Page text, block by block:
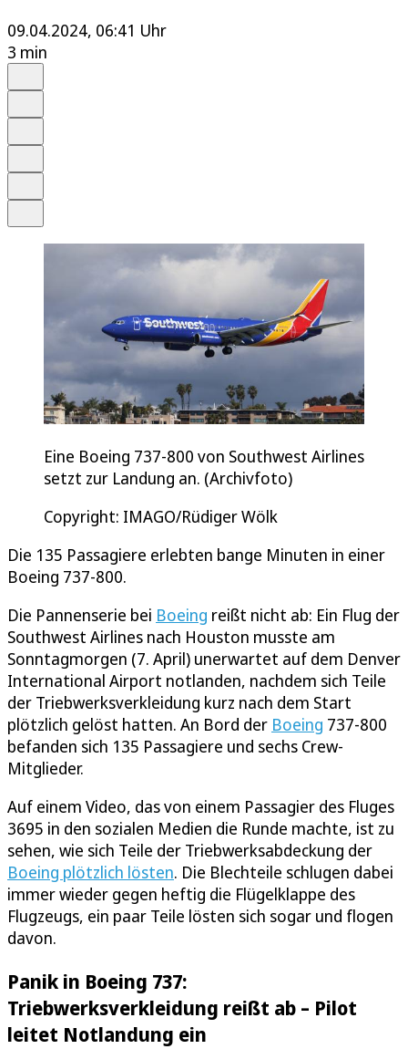
09.04.2024, 06:41 Uhr
3 min
Eine Boeing 737-800 von Southwest Airlines
setzt zur Landung an. (Archivfoto)
Copyright: IMAGO/Rüdiger Wölk
Die 135 Passagiere erlebten bange Minuten in einer
Boeing 737-800.
Die Pannenserie bei Boeing reißt nicht ab: Ein Flug der
Southwest Airlines nach Houston musste am
Sonntagmorgen (7. April) unerwartet auf dem Denver
International Airport notlanden, nachdem sich Teile
der Triebwerksverkleidung kurz nach dem Start
plötzlich gelöst hatten. An Bord der Boeing 737-800
befanden sich 135 Passagiere und sechs Crew-
Mitglieder.
Auf einem Video, das von einem Passagier des Fluges
3695 in den sozialen Medien die Runde machte, ist zu
sehen, wie sich Teile der Triebwerksabdeckung der
Boeing plötzlich lösten. Die Blechteile schlugen dabei
immer wieder gegen heftig die Flügelklappe des
Flugzeugs, ein paar Teile lösten sich sogar und flogen
davon.
Panik in Boeing 737:
Triebwerksverkleidung reißt ab – Pilot
leitet Notlandung ein